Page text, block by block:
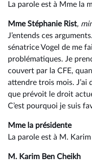
La parole est à Mme la
Mme Stéphanie Rist,
J’entends ces
sénatrice Vogel de me
problématiques. Je
couvert par la CFE,
attendre trois mois. J’ai
que prévoit le droit
C’est pourquoi je suis
Mme la présidente
La parole est à M.
M. Karim Ben Cheikh